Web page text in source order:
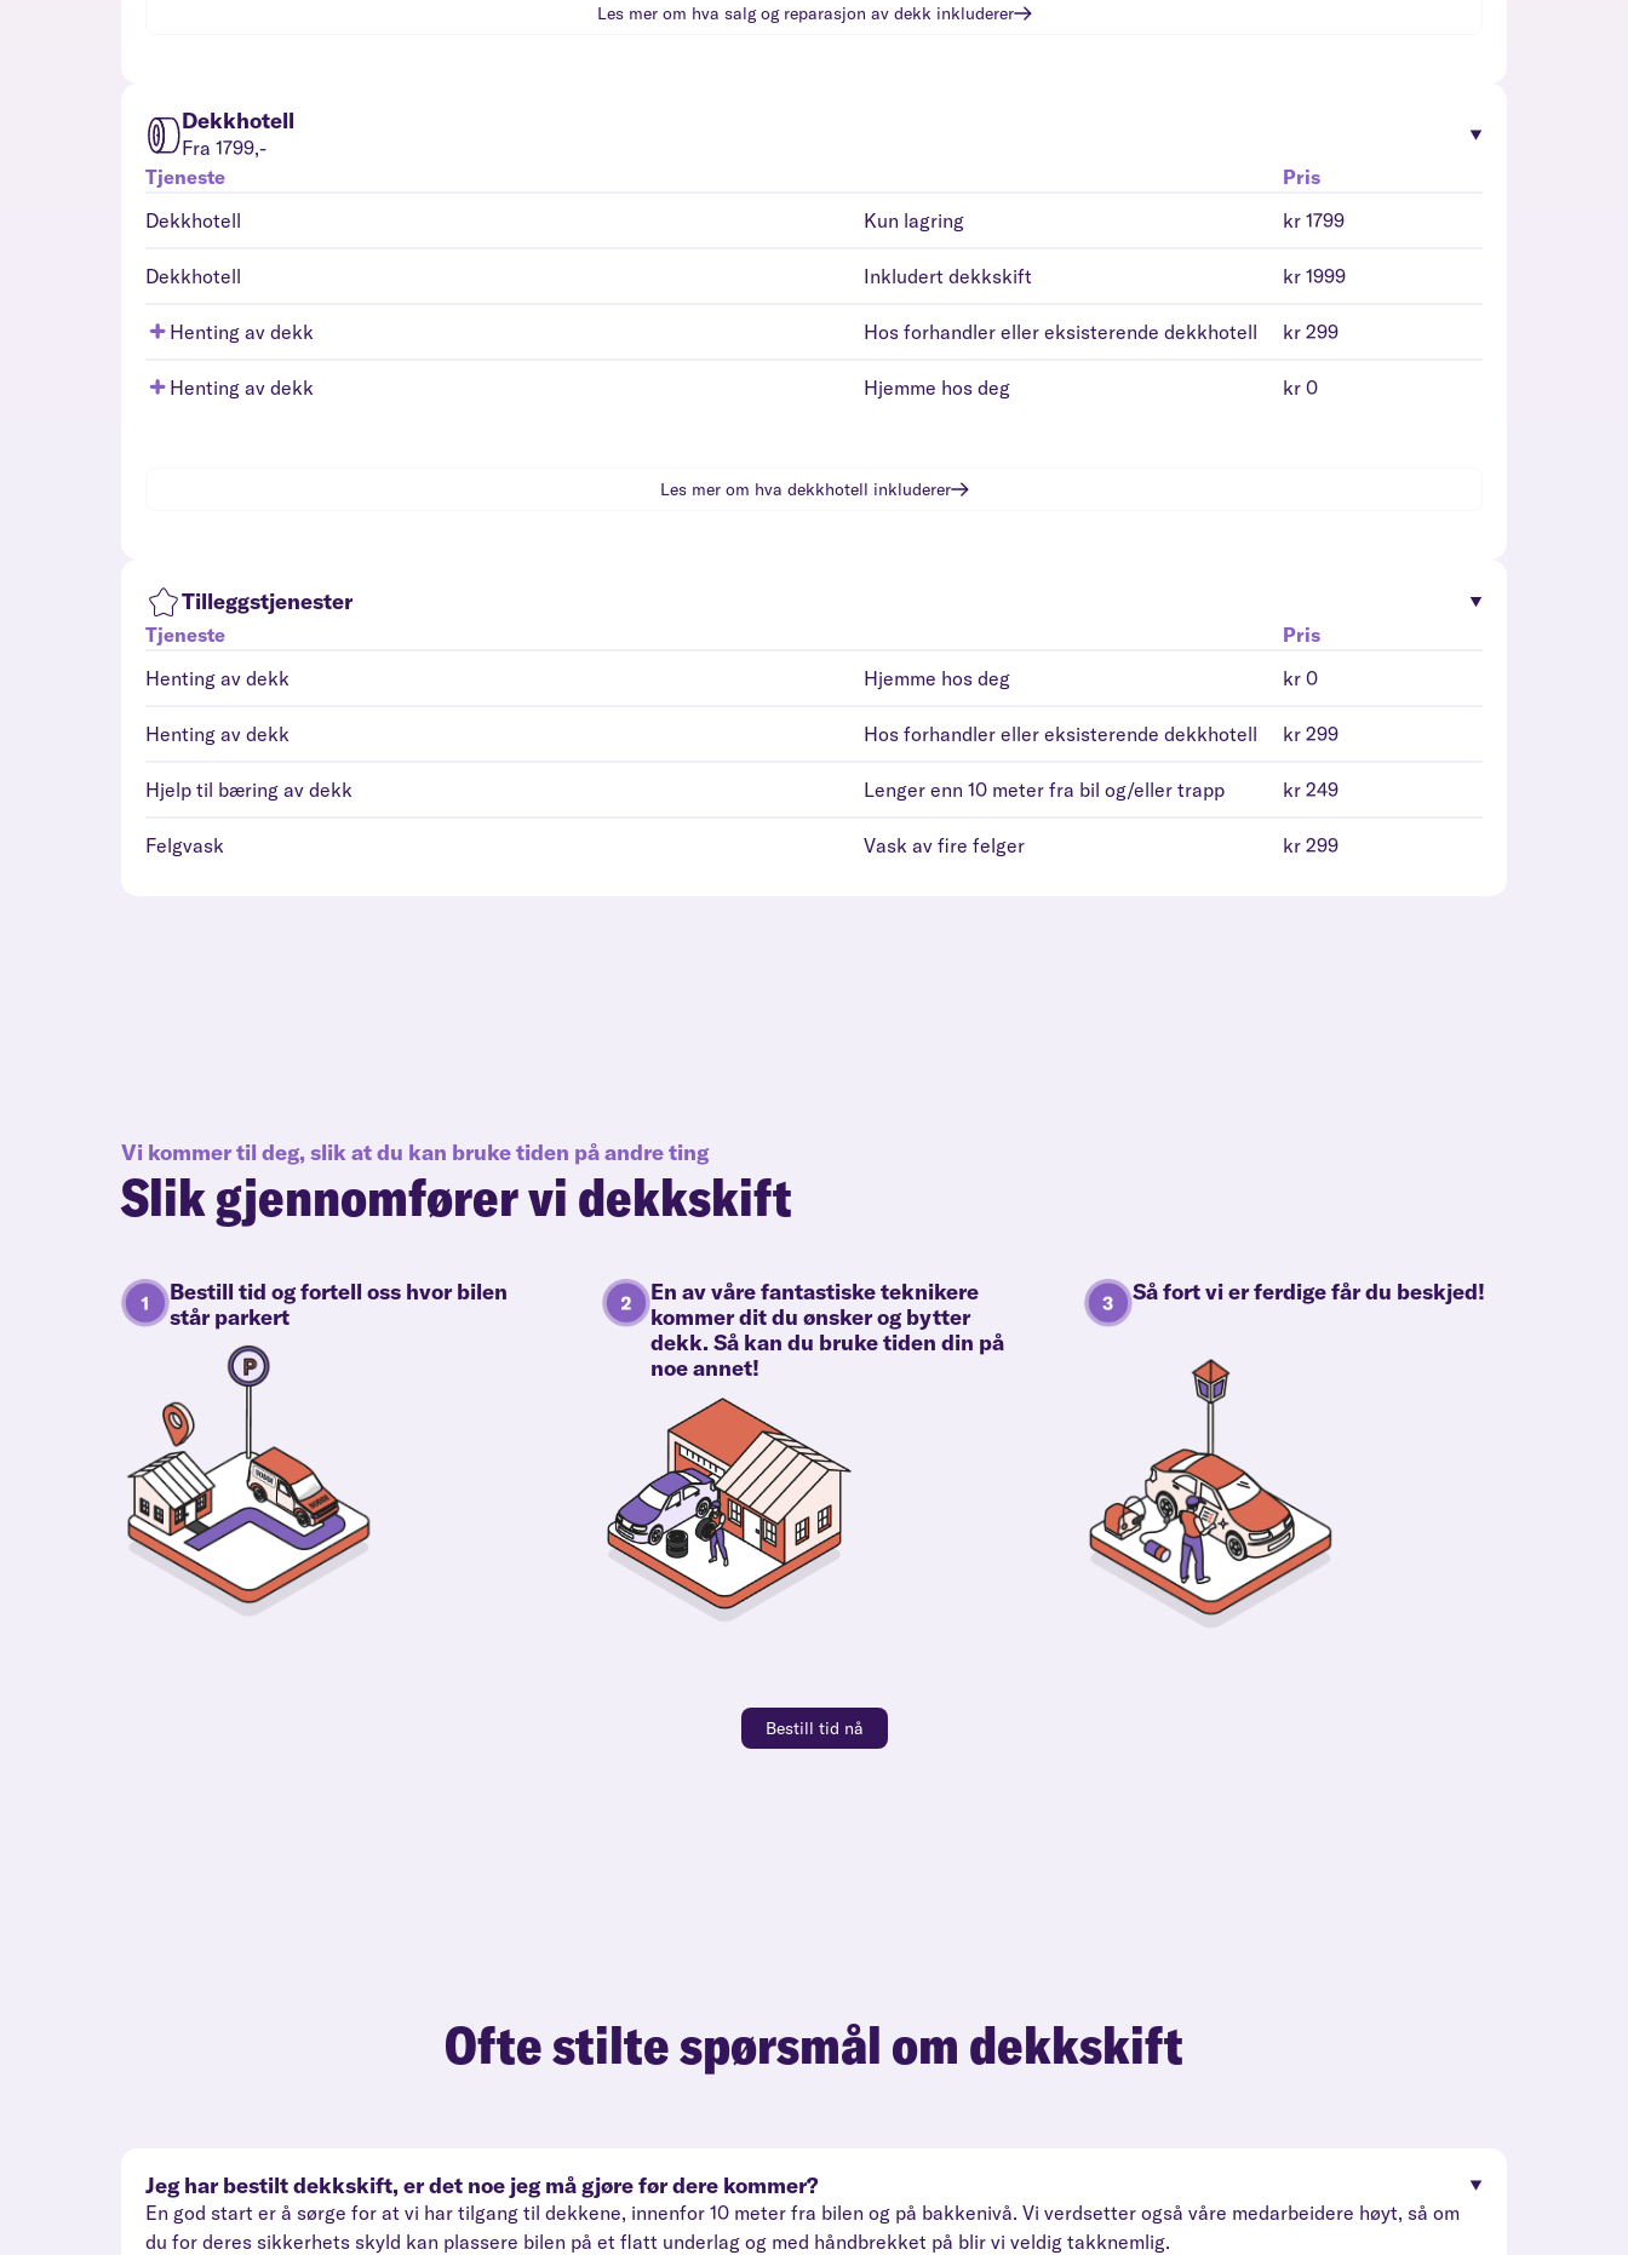
Les mer om hva salg og reparasjon av dekk inkluderer
Dekkhotell
Fra 1799,-
Tjeneste
Pris
Dekkhotell
Kun lagring kr 1799
Dekkhotell Inkludert dekkskift kr 1999
Henting av dekk Hos forhandler eller eksisterende dekkhotell kr 299
Henting av dekk Hjemme hos deg kr 0
Les mer om hva dekkhotell inkluderer
Tilleggstjenester
Tjeneste
Pris
Henting av dekk
Hjemme hos deg kr 0
Henting av dekk Hos forhandler eller eksisterende dekkhotell kr 299
Hjelp til bæring av dekk Lenger enn 10 meter fra bil og/eller trapp kr 249
Felgvask Vask av fire felger kr 299
Vi kommer til deg, slik at du kan bruke tiden på andre ting
Slik gjennomfører vi dekkskift
Bestill tid og fortell oss hvor bilen
står parkert
En av våre fantastiske teknikere
kommer dit du ønsker og bytter
dekk. Så kan du bruke tiden din på
noe annet!
Så fort vi er ferdige får du beskjed!
Bestill tid nå
Ofte stilte spørsmål om dekkskift
Jeg har bestilt dekkskift, er det noe jeg må gjøre før dere kommer?
En god start er å sørge for at vi har tilgang til dekkene, innenfor 10 meter fra bilen og på bakkenivå. Vi verdsetter også våre medarbeidere høyt, så om
du for deres sikkerhets skyld kan plassere bilen på et flatt underlag og med håndbrekket på blir vi veldig takknemlig.